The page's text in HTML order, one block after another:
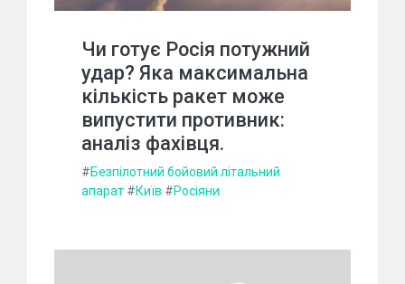
Чи готує Росія потужний
удар? Яка максимальна
кількість ракет може
випустити противник:
аналіз фахівця.
#Безпілотний бойовий літальний
апарат #Київ #Росіяни